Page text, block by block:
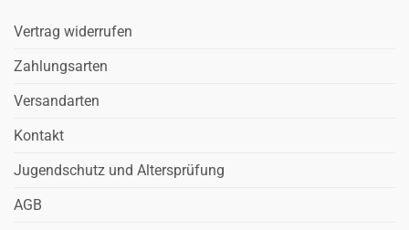
Vertrag widerrufen
Zahlungsarten
Versandarten
Kontakt
Jugendschutz und Altersprüfung
AGB